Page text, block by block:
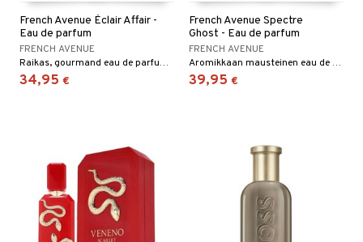
French Avenue Éclair Affair -
Eau de parfum
FRENCH AVENUE
Raikas, gourmand eau de parfum sekä hänelle että hänelle.
34,95 €
French Avenue Spectre
Ghost - Eau de parfum
FRENCH AVENUE
Aromikkaan mausteinen eau de parfum French Avenuelta.
39,95 €